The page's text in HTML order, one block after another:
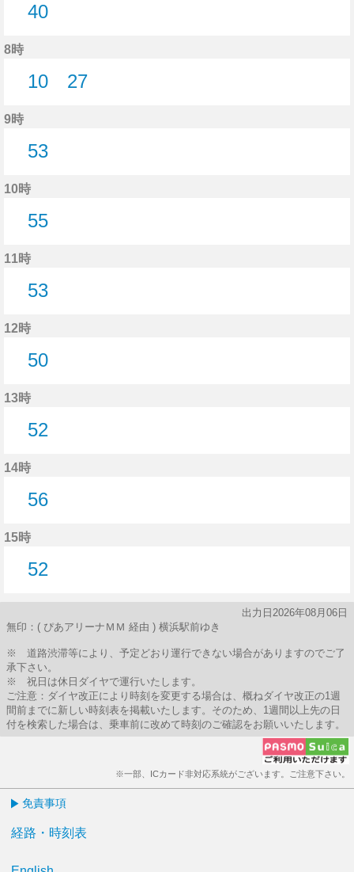
40
8時
10
27
9時
53
10時
55
11時
53
12時
50
13時
52
14時
56
15時
52
出力日2026年08月06日
無印：( ぴあアリーナＭＭ 経由 ) 横浜駅前ゆき
※ 道路渋滞等により、予定どおり運行できない場合がありますのでご了
承下さい。
※ 祝日は休日ダイヤで運行いたします。
ご注意：ダイヤ改正により時刻を変更する場合は、概ねダイヤ改正の1週
間前までに新しい時刻表を掲載いたします。そのため、1週間以上先の日
付を検索した場合は、乗車前に改めて時刻のご確認をお願いいたします。
※一部、ICカード非対応系統がございます。ご注意下さい。
免責事項
経路・時刻表